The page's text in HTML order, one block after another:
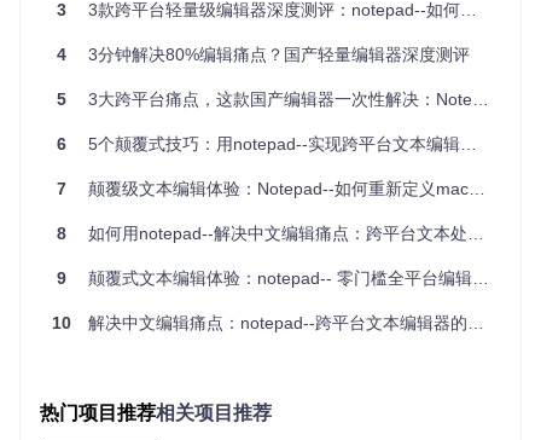
著差异，导致用户在切换平台时需要重新适应操作逻辑。调查
失高达23%，严重影响工作流连续性和思维专注度。
二、解决方案篇：notepad--的技术创新与实现
全编码引擎：20+编码格式的智能识别与转换
notepad--采用自主研发的多编码解析引擎，原生支持GBK、U
缝打开与保存。其核心技术在于：
编码自动检测算法：通过分析文件字节序标记(BOM)和字符
实时转换机制：在内存中完成编码转换，避免临时文件生
3 3款跨平台轻量级编辑器深度测评：notepad--如何解决你的编辑痛点
4 3分钟解决80%编辑痛点？国产轻量编辑器深度测评
5 3大跨平台痛点，这款国产编辑器一次性解决：Notepad--全面评测
6 5个颠覆式技巧：用notepad--实现跨平台文本编辑效率跃升
7 颠覆级文本编辑体验：Notepad--如何重新定义macOS文本处理效率
8 如何用notepad--解决中文编辑痛点：跨平台文本处理指南
9 颠覆式文本编辑体验：notepad-- 零门槛全平台编辑器深度评测
10 解决中文编辑痛点：notepad--跨平台文本编辑器的全方位解决方案
热门项目推荐相关项目推荐